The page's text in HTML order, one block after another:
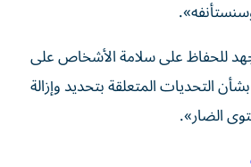
للحفاظ على سلامة الأشخاص على
التحديات المتعلقة بتحديد وإزالة
الضار».